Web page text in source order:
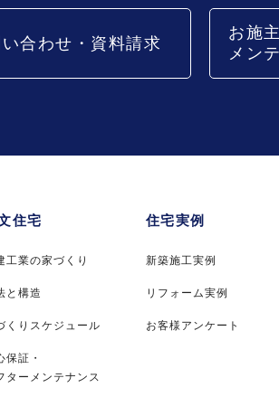
合わせ・資料請求
お施
メン
住宅
工業の家づくり
と構造
くりスケジュール
保証・
ターメンテナンス
住宅実例
新築施工実例
リフォーム実例
お客様アンケート